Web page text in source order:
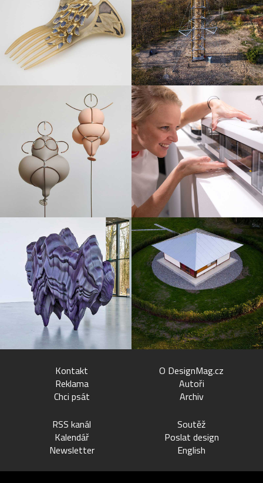
Kontakt
Reklama
Chci psát
O DesignMag.cz
Autoři
Archiv
RSS kanál
Kalendář
Newsletter
Soutěž
Poslat design
English